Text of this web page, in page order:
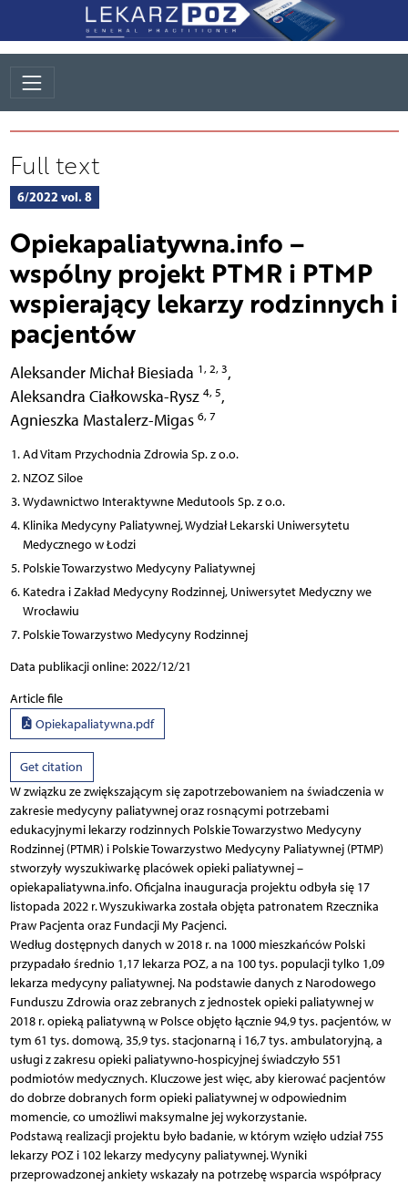
Full text
6/2022 vol. 8
Opiekapaliatywna.info –
wspólny projekt PTMR i PTMP
wspierający lekarzy rodzinnych i
pacjentów
Aleksander Michał Biesiada 1, 2, 3,
Aleksandra Ciałkowska-Rysz 4, 5,
Agnieszka Mastalerz-Migas 6, 7
Ad Vitam Przychodnia Zdrowia Sp. z o.o.
NZOZ Siloe
Wydawnictwo Interaktywne Medutools Sp. z o.o.
Klinika Medycyny Paliatywnej, Wydział Lekarski Uniwersytetu
Medycznego w Łodzi
Polskie Towarzystwo Medycyny Paliatywnej
Katedra i Zakład Medycyny Rodzinnej, Uniwersytet Medyczny we
Wrocławiu
Polskie Towarzystwo Medycyny Rodzinnej
Data publikacji online: 2022/12/21
Article file
Opiekapaliatywna.pdf
Get citation
W związku ze zwiększającym się zapotrzebowaniem na świadczenia w
zakresie medycyny paliatywnej oraz rosnącymi potrzebami
edukacyjnymi lekarzy rodzinnych Polskie Towarzystwo Medycyny
Rodzinnej (PTMR) i Polskie Towarzystwo Medycyny Paliatywnej (PTMP)
stworzyły wyszukiwarkę placówek opieki paliatywnej –
opiekapaliatywna.info. Oficjalna inauguracja projektu odbyła się 17
listopada 2022 r. Wyszukiwarka została objęta patronatem Rzecznika
Praw Pacjenta oraz Fundacji My Pacjenci.
Według dostępnych danych w 2018 r. na 1000 mieszkańców Polski
przypadało średnio 1,17 lekarza POZ, a na 100 tys. populacji tylko 1,09
lekarza medycyny paliatywnej. Na podstawie danych z Narodowego
Funduszu Zdrowia oraz zebranych z jednostek opieki paliatywnej w
2018 r. opieką paliatywną w Polsce objęto łącznie 94,9 tys. pacjentów, w
tym 61 tys. domową, 35,9 tys. stacjonarną i 16,7 tys. ambulatoryjną, a
usługi z zakresu opieki paliatywno-hospicyjnej świadczyło 551
podmiotów medycznych. Kluczowe jest więc, aby kierować pacjentów
do dobrze dobranych form opieki paliatywnej w odpowiednim
momencie, co umożliwi maksymalne jej wykorzystanie.
Podstawą realizacji projektu było badanie, w którym wzięło udział 755
lekarzy POZ i 102 lekarzy medycyny paliatywnej. Wyniki
przeprowadzonej ankiety wskazały na potrzebę wsparcia współpracy